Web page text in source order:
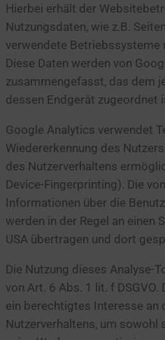
Hierbei erhält der
Nutzungsdaten, wie z.B.
verwendete Betriebssysteme
Diese Daten werden von
zusammengefasst, das dem
dessen Endgerät zugeordnet
Google Analytics verwendet
Wiedererkennung des
des Nutzerverhaltens
Device-Fingerprinting). Die
Informationen über die
werden in der Regel an einen
USA übertragen und dort
Die Nutzung dieses Analyse-
von Art. 6 Abs. 1 lit. f
ein berechtigtes Interesse an
Nutzerverhaltens, um sowohl